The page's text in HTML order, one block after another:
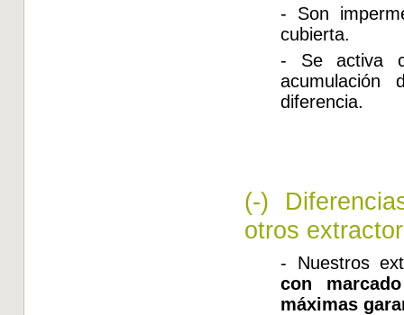
- Son
cubierta.
- Se activa
diferencia.
(-)
otros
- Nuestros
con
máximas